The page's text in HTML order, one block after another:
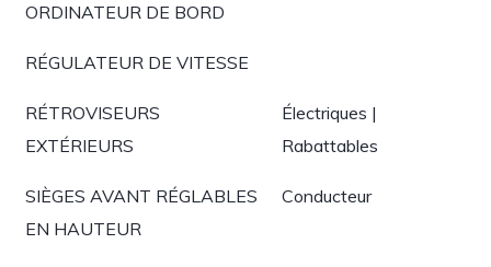
ORDINATEUR DE BORD
RÉGULATEUR DE VITESSE
RÉTROVISEURS
EXTÉRIEURS
Électriques |
Rabattables
SIÈGES AVANT RÉGLABLES
EN HAUTEUR
Conducteur